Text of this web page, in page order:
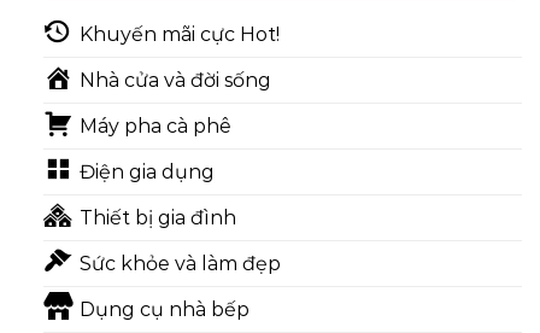
Khuyến mãi cực Hot!
Nhà cửa và đời sống
Máy pha cà phê
Điện gia dụng
Thiết bị gia đình
Sức khỏe và làm đẹp
Dụng cụ nhà bếp